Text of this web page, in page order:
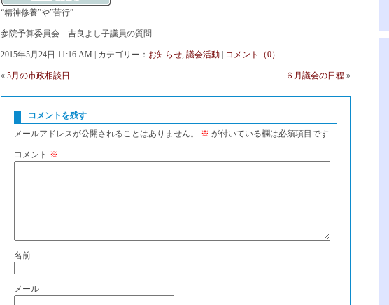
“精神修養”や”苦行”
参院予算委員会 吉良よし子議員の質問
2015年5月24日 11:16 AM | カテゴリー： お知らせ, 議会活動 コメント（0）
« 5月の市政相談日 ６月議会の日程 »
コメントを残す
メールアドレスが公開されることはありません。
※ が付いている欄は必須項目です
コメント ※
名前
メール